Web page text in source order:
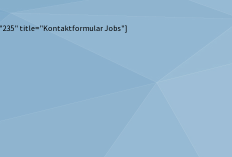
title="Kontaktformular Jobs"]